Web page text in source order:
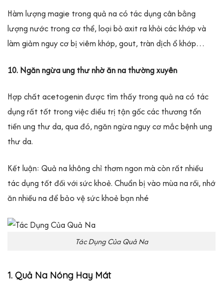
Hàm lượng magie trong quả na có tác dụng cân bằng
lượng nước trong cơ thể, loại bỏ axit ra khỏi các khớp và
làm giảm nguy cơ bị viêm khớp, gout, tràn dịch ổ khớp…
10. Ngăn ngừa ung thư nhờ ăn na thường xuyên
Hợp chất acetogenin được tìm thấy trong quả na có tác
dụng rất tốt trong việc điều trị tận gốc các thương tổn
tiền ung thư da, qua đó, ngăn ngừa nguy cơ mắc bệnh ung
thư da.
Kết luận: Quả na không chỉ thơm ngon mà còn rất nhiều
tác dụng tốt đối với sức khoẻ. Chuẩn bị vào mùa na rồi, nhớ
ăn nhiều na để bảo vệ sức khoẻ bạn nhé
Tác Dụng Của Quả Na
1. Quả Na Nóng Hay Mát